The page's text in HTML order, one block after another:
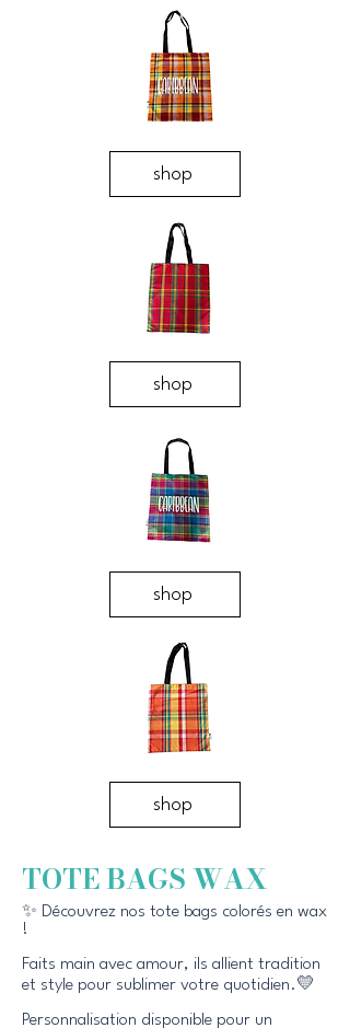
shop
shop
shop
shop
TOTE BAGS WAX
✨ Découvrez nos tote bags colorés en wax
!
Faits main avec amour, ils allient tradition
et style pour sublimer votre quotidien.💛
Personnalisation disponible pour un